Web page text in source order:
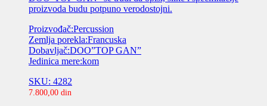
proizvoda budu potpuno verodostojni.
Proizvođač:Percussion
Zemlja porekla:Francuska
Dobavljač:DOO”TOP GAN”
Jedinica mere:kom
SKU: 4282
7.800,00 din